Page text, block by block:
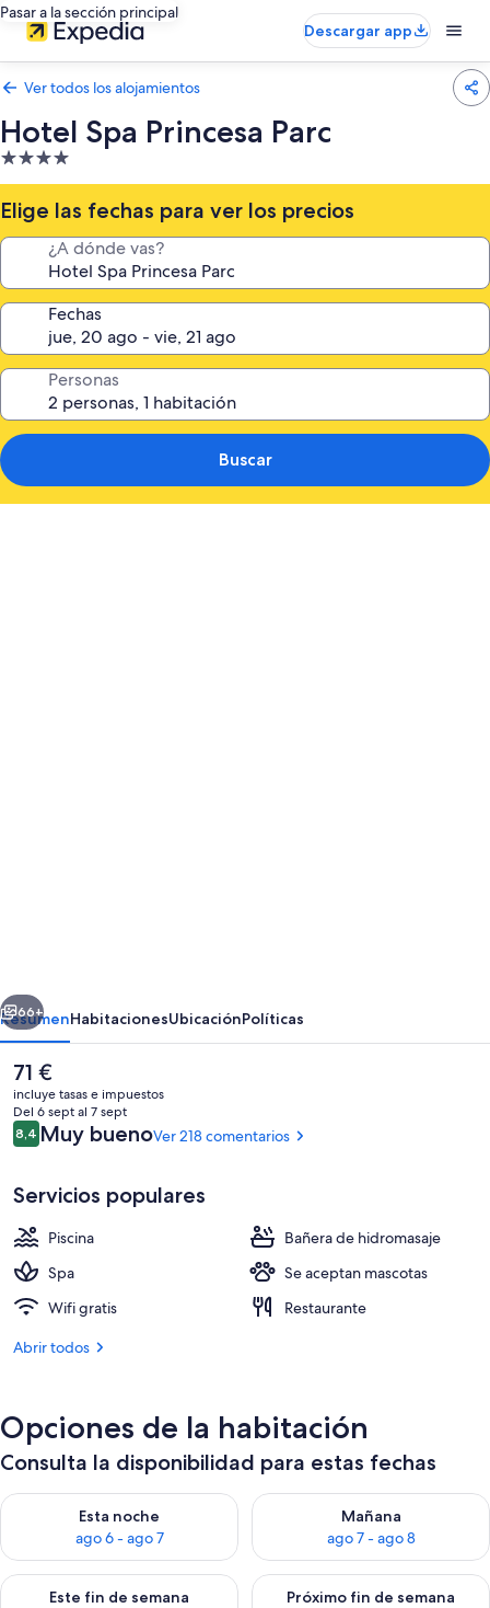
Pasar a la sección principal
Descargar app
Ver todos los alojamientos
Hotel Spa Princesa Parc
Alojamiento
de
4.0 estrellas
Elige las fechas para ver los precios
¿A dónde vas?
Fechas
Personas
Buscar
Fachada del alojamiento
Siguiente
66+
ResumenHabitacionesUbicaciónPolíticas
El
precio
actual
es
de
71 €
incluye tasas e impuestos
Del 6 sept al 7 sept
Comentarios
8,48,4 de 10
Muy buenoVer 218 comentarios
Servicios populares
Piscina
Bañera de hidromasaje
Spa
Se aceptan mascotas
Wifi gratis
Restaurante
Abrir todos
Opciones de la habitación
Consulta la disponibilidad para estas fechas
Esta noche
ago 6 - ago 7
Consulta la disponibilidad para esta noche, ago 6 - ago 7
Mañana
ago 7 - ago 8
Consulta la disponibilidad
Este fin de semana
Consulta la disponibilidad para este fin de semana, ago 7 -
Próximo fin de semana
Consulta la disponibilidad